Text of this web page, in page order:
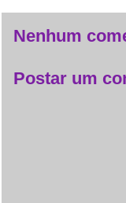
Nenhum
Postar um